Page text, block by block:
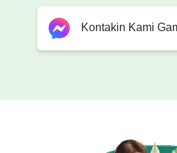
isabuhay ang katotohanan
isaisip ang kalooban Niya.
nang may pusong
Kontakin Kami